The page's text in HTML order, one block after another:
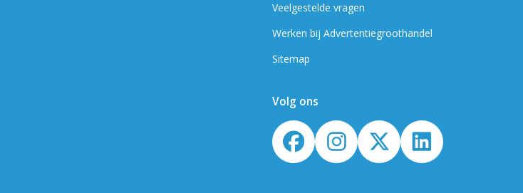
Veelgestelde vragen
Werken bij Advertentiegroothandel
Sitemap
Volg ons